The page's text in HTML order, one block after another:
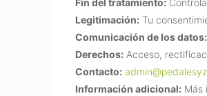
Legitimación: Tu
Comunicación de los datos:
Derechos: Acceso,
Contacto:
Información adicional: Más